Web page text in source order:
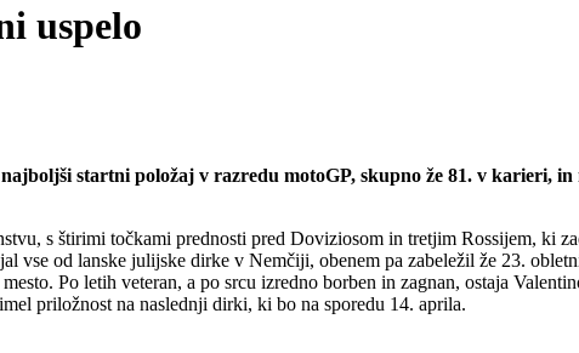
uspelo
startni položaj v razredu motoGP, skupno že 81. v karieri, in
s štirimi točkami prednosti pred Doviziosom in tretjim Rossijem, ki
od lanske julijske dirke v Nemčiji, obenem pa zabeležil že 23.
Po letih veteran, a po srcu izredno borben in zagnan, ostaja
priložnost na naslednji dirki, ki bo na sporedu 14. aprila.